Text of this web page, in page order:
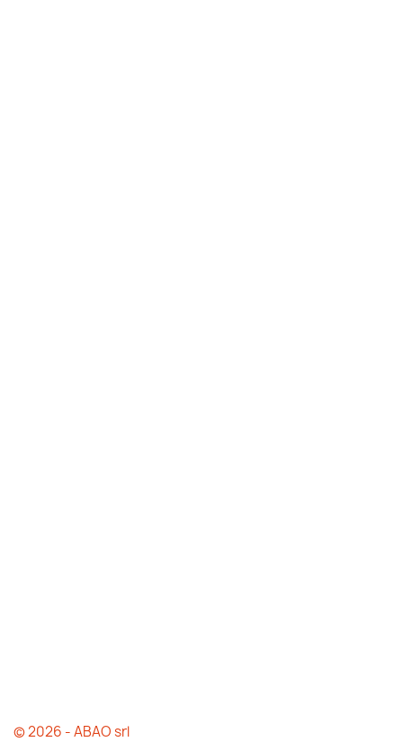
© 2026 - ABAO srl